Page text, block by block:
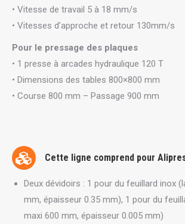
• Vitesse de travail 5 à 18 mm/s
• Vitesses d’approche et retour 130mm/s
Pour le pressage des plaques
• 1 presse à arcades hydraulique 120 T
• Dimensions des tables 800×800 mm
• Course 800 mm – Passage 900 mm
Cette ligne comprend pour
Deux dévidoirs : 1 pour du feuillard inox
mm, épaisseur 0.35 mm), 1 pour du
maxi 600 mm, épaisseur 0.005 mm)